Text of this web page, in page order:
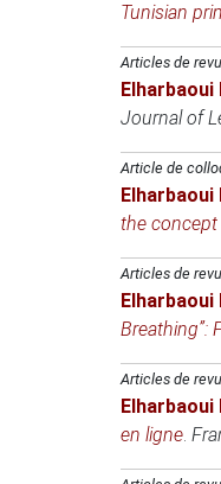
Tunisian
Articles de
Elharbaoui
Journal of
Article de
Elharbaoui
the concept
Articles de
Elharbaoui
Breathing”:
Articles de
Elharbaoui
en ligne.